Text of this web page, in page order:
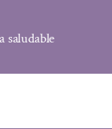
saludable